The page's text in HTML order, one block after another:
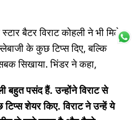
बैटर विराट कोहली ने भी मिले
के कुछ टिप्स दिए, बल्कि
सिखाया. भिंडर ने कहा,
बहुत पसंद हैं. उन्होंने विराट से
शेयर किए. विराट ने उन्हें ये